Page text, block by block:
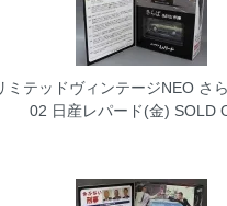
ミテッドヴィンテージNEO さ
02 日産レパード(金) SOLD